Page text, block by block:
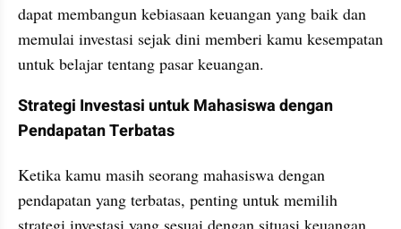
dapat membangun kebiasaan keuangan yang baik dan
memulai investasi sejak dini memberi kamu kesempatan
untuk belajar tentang pasar keuangan.
Strategi Investasi untuk Mahasiswa dengan
Pendapatan Terbatas
Ketika kamu masih seorang mahasiswa dengan
pendapatan yang terbatas, penting untuk memilih
strategi investasi yang sesuai dengan situasi keuangan